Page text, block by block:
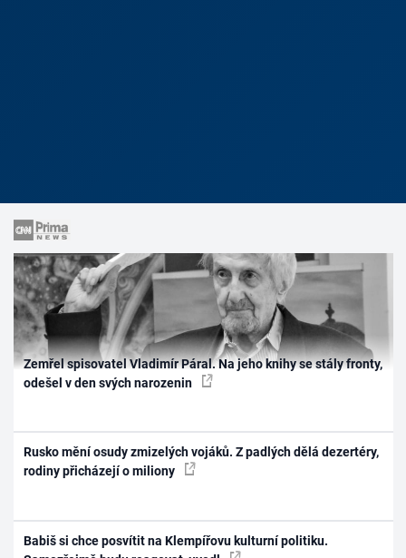
Zemřel spisovatel Vladimír Páral. Na jeho knihy se stály fronty,
odešel v den svých narozenin
Rusko mění osudy zmizelých vojáků. Z padlých dělá dezertéry,
rodiny přicházejí o miliony
Babiš si chce posvítit na Klempířovu kulturní politiku.